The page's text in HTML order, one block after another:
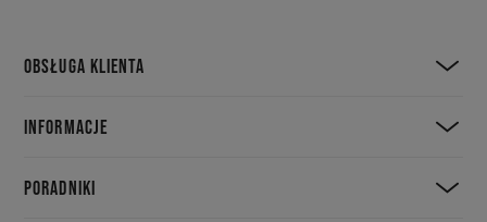
OBSŁUGA KLIENTA
INFORMACJE
PORADNIKI